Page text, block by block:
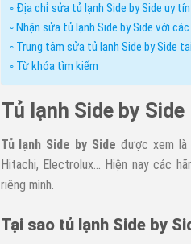
Địa chỉ sửa tủ lạnh Side by Side uy tín
Nhận sửa tủ lạnh Side by Side với
Trung tâm sửa tủ lạnh Side by Side
Từ khóa tìm kiếm
Tủ lạnh Side by Side
Tủ lạnh Side by Side được xem là
Hitachi, Electrolux… Hiện nay các
riêng mình.
Tại sao tủ lạnh Side by